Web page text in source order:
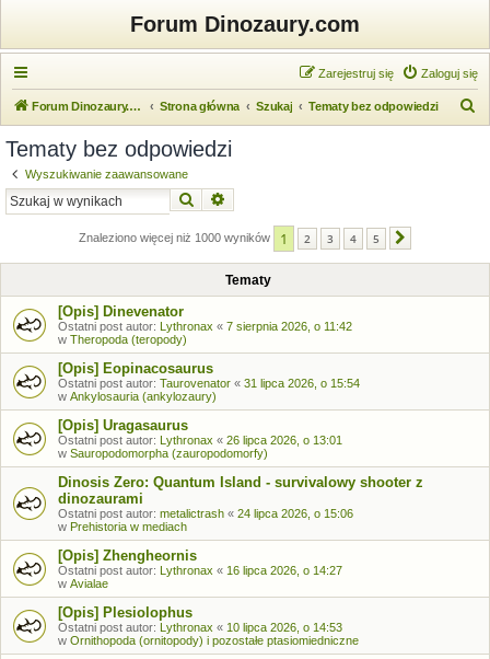
Forum Dinozaury.com
Zaloguj się
Zarejestruj się
Forum Dinozaury.com Strona główna Szukaj Tematy bez odpowiedzi
Tematy bez odpowiedzi
Wyszukiwanie zaawansowane
Szukaj
Znaleziono więcej niż 1000 wyników 1 2 3 4 5
Tematy
[Opis] Dinevenator
Ostatni post autor: Lythronax « 7 sierpnia 2026, o 11:42
w Theropoda (teropody)
[Opis] Eopinacosaurus
Ostatni post autor: Taurovenator « 31 lipca 2026, o 15:54
w Ankylosauria (ankylozaury)
[Opis] Uragasaurus
Ostatni post autor: Lythronax « 26 lipca 2026, o 13:01
w Sauropodomorpha (zauropodomorfy)
Dinosis Zero: Quantum Island - survivalowy shooter z
dinozaurami
Ostatni post autor: metalictrash « 24 lipca 2026, o 15:06
w Prehistoria w mediach
[Opis] Zhengheornis
Ostatni post autor: Lythronax « 16 lipca 2026, o 14:27
w Avialae
[Opis] Plesiolophus
Ostatni post autor: Lythronax « 10 lipca 2026, o 14:53
w Ornithopoda (ornitopody) i pozostałe ptasiomiedniczne